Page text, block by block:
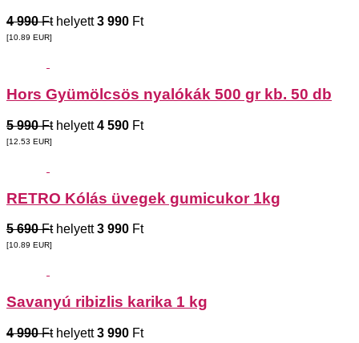
4 990 Fthelyett3 990 Ft
[10.89 EUR]
Hors Gyümölcsös nyalókák 500 gr kb. 50 db
5 990 Fthelyett4 590 Ft
[12.53 EUR]
RETRO Kólás üvegek gumicukor 1kg
5 690 Fthelyett3 990 Ft
[10.89 EUR]
Savanyú ribizlis karika 1 kg
4 990 Fthelyett3 990 Ft